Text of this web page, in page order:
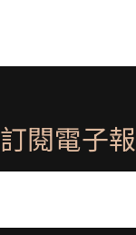
訂閱電子報